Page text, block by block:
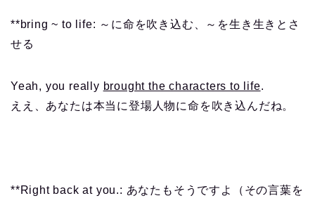
**bring ~ to life: ～に命を吹き込む、～を生き生きとさ
せる
Yeah, you really brought the characters to life.
ええ、あなたは本当に登場人物に命を吹き込んだね。
**Right back at you.: あなたもそうですよ（その言葉を